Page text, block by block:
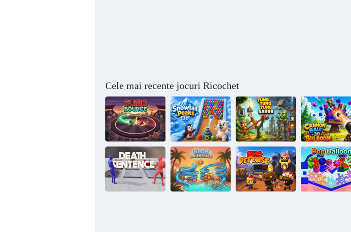
Cele mai recente jocuri Ricochet
Sumo Bounce
SnowTail Peaks
3D
Tung Tung
Tung Sahur Vs
Zomby
Cannon Ball 3D
Big Boom